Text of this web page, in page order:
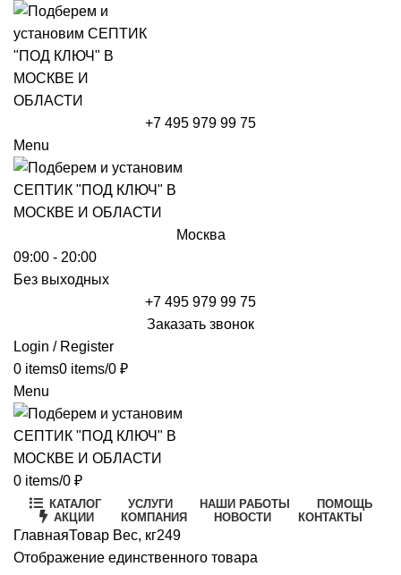
+7 495 979 99 75
Menu
Москва
09:00 - 20:00
Без выходных
+7 495 979 99 75
Заказать звонок
Login / Register
0 items0 items/0 ₽
Menu
0 items/0 ₽
КАТАЛОГ УСЛУГИ НАШИ РАБОТЫ
ПОМОЩЬ
АКЦИИ
КОМПАНИЯ НОВОСТИ КОНТАКТЫ
ГлавнаяТовар Вес, кг249
Отображение единственного товара